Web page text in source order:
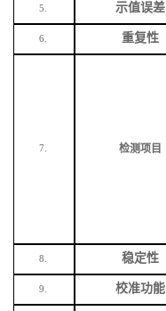
5. 示值误差
6. 重复性
7. 检测项目
8. 稳定性
9. 校准功能